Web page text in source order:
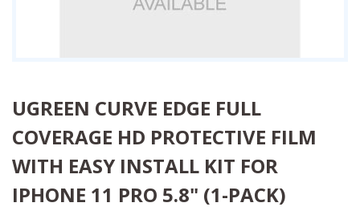
UGREEN CURVE EDGE FULL
COVERAGE HD PROTECTIVE FILM
WITH EASY INSTALL KIT FOR
IPHONE 11 PRO 5.8" (1-PACK)